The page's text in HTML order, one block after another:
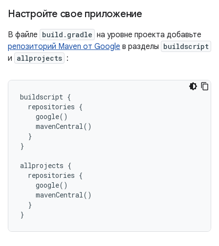
Настройте свое приложение
В файле build.gradle на уровне проекта добавьте
репозиторий Maven от Google в разделы buildscript
и allprojects :
buildscript {
  repositories {
    google()
    mavenCentral()
  }
}
allprojects {
  repositories {
    google()
    mavenCentral()
  }